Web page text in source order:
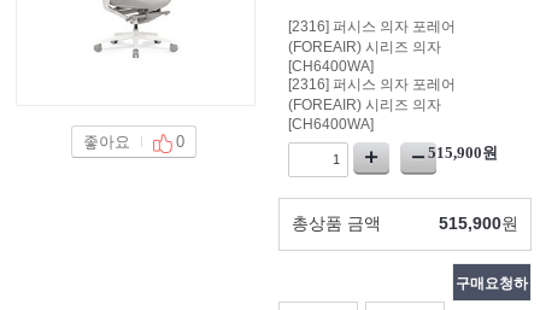
좋아요 0
[2316] 퍼시스 의자 포레어
(FOREAIR) 시리즈 의자
[CH6400WA]
515,900원
총상품 금액 515,900원
구매요청하